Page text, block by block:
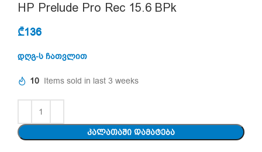
HP Prelude Pro Rec 15.6 BPk
₾136
დღგ-ს ჩათვლით
10 Items sold in last 3 weeks
ᲙᲐᲚᲐᲗᲐᲨᲘ ᲓᲐᲛᲐᲢᲔᲑᲐ